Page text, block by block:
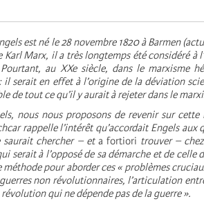
est né le 28 novembre 1820 à Barmen
Marx, il a très longtemps été considéré à
au XXe siècle, dans le marxisme
serait en effet à l’origine de la déviation
de tout ce qu’il y aurait à rejeter dans le
nous nous proposons de revenir sur
rappelle l’intérêt qu’accordait Engels aux
chercher – et a fortiori trouver –
serait à l’opposé de sa démarche et de celle
pour aborder ces « problèmes
non révolutionnaires, l’articulation
qui ne dépende pas de la guerre ».